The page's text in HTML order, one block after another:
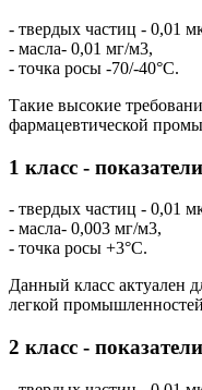
- твердых частиц - 0,01
- масла- 0,01 мг/м3,
- точка росы -70/-40°C.
Такие высокие
фармацевтической
1 класс -
- твердых частиц - 0,01
- масла- 0,003 мг/м3,
- точка росы +3°C.
Данный класс актуален
легкой
2 класс -